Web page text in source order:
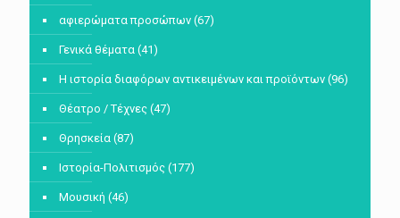
αφιερώματα προσώπων (67)
Γενικά θέματα (41)
Η ιστορία διαφόρων αντικειμένων και προϊόντων (96)
Θέατρο / Τέχνες (47)
Θρησκεία (87)
Ιστορία-Πολιτισμός (177)
Μουσική (46)